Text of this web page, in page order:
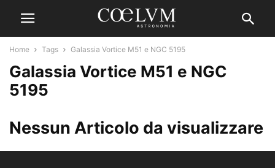
Home Tags Galassia Vortice M51 e NGC 5195
Galassia Vortice M51 e NGC
5195
Nessun Articolo da visualizzare